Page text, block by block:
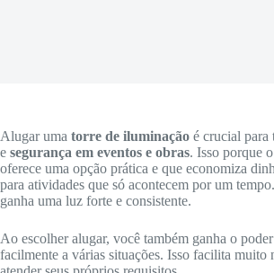
Alugar uma torre de iluminação é crucial para
e segurança em eventos e obras. Isso porque
oferece uma opção prática e que economiza
para atividades que só acontecem por um
ganha uma luz forte e consistente.
Ao escolher alugar, você também ganha o
facilmente a várias situações. Isso facilita muito